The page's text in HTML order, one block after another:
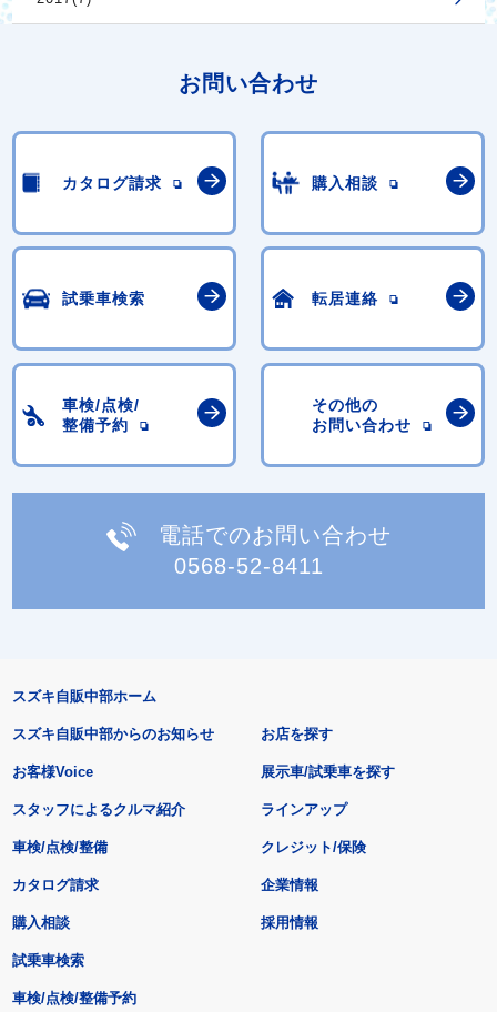
お問い合わせ
カタログ請求 購入相談
試乗車検索 転居連絡
車検/点検/
整備予約
その他の
お問い合わせ
電話でのお問い合わせ
0568-52-8411
スズキ自販中部ホーム
スズキ自販中部からのお知らせ
お客様Voice
スタッフによるクルマ紹介
お店を探す
展示車/試乗車を探す
ラインアップ
車検/点検/整備 クレジット/保険
カタログ請求
購入相談
試乗車検索
車検/点検/整備予約
企業情報
採用情報